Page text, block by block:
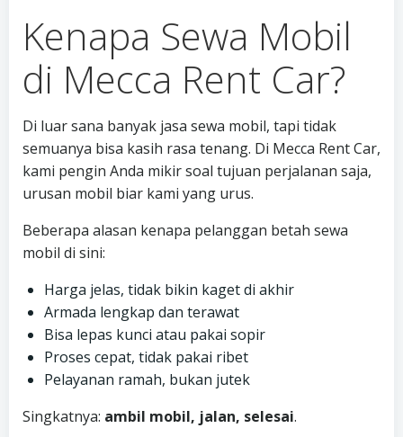
Kenapa Sewa Mobil
di Mecca Rent Car?
Di luar sana banyak jasa sewa mobil, tapi tidak
semuanya bisa kasih rasa tenang. Di Mecca Rent Car,
kami pengin Anda mikir soal tujuan perjalanan saja,
urusan mobil biar kami yang urus.
Beberapa alasan kenapa pelanggan betah sewa
mobil di sini:
Harga jelas, tidak bikin kaget di akhir
Armada lengkap dan terawat
Bisa lepas kunci atau pakai sopir
Proses cepat, tidak pakai ribet
Pelayanan ramah, bukan jutek
Singkatnya: ambil mobil, jalan, selesai.